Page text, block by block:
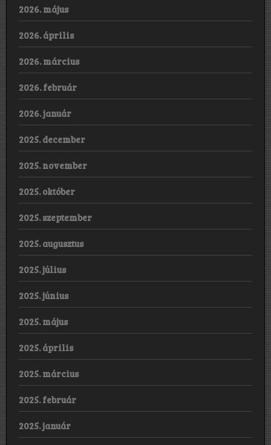
2026. május
2026. április
2026. március
2026. február
2026. január
2025. december
2025. november
2025. október
2025. szeptember
2025. augusztus
2025. július
2025. június
2025. május
2025. április
2025. március
2025. február
2025. január